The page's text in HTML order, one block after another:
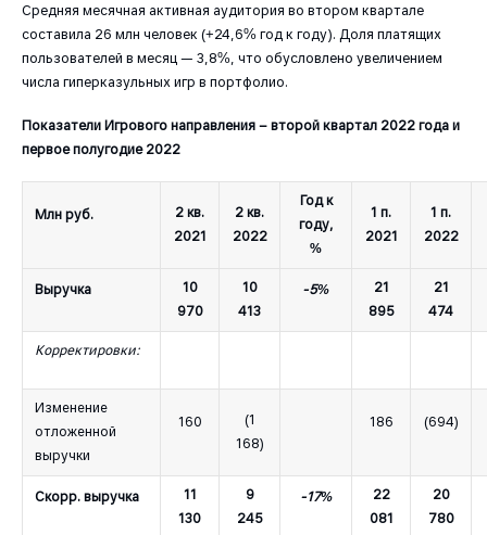
Средняя месячная активная аудитория во втором квартале
составила 26 млн человек (+24,6% год к году). Доля платящих
пользователей в месяц — 3,8%, что обусловлено увеличением
числа гиперказульных игр в портфолио.
Показатели Игрового направления – второй квартал 2022 года и
первое полугодие 2022
Млн руб.
2 кв.
2021
2 кв.
2022
Год к
году,
%
1 п.
2021
1 п.
2022
Выручка
10
970
10
413
-5%
21
895
21
474
Корректировки:
Изменение
отложенной
выручки
160
(1
168)
186 (694)
Скорр. выручка
11
130
9
245
-17%
22
081
20
780